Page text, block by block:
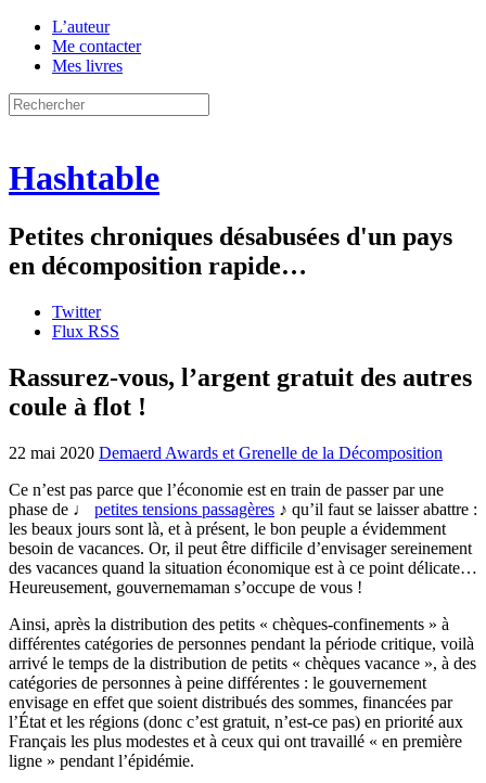
L’auteur
Me contacter
Mes livres
Hashtable
Petites chroniques désabusées d'un pays
en décomposition rapide…
Twitter
Flux RSS
Rassurez-vous, l’argent gratuit des autres
coule à flot !
22 mai 2020 Demaerd Awards et Grenelle de la Décomposition
Ce n’est pas parce que l’économie est en train de passer par une
phase de ♩ petites tensions passagères ♪ qu’il faut se laisser abattre :
les beaux jours sont là, et à présent, le bon peuple a évidemment
besoin de vacances. Or, il peut être difficile d’envisager sereinement
des vacances quand la situation économique est à ce point délicate…
Heureusement, gouvernemaman s’occupe de vous !
Ainsi, après la distribution des petits « chèques-confinements » à
différentes catégories de personnes pendant la période critique, voilà
arrivé le temps de la distribution de petits « chèques vacance », à des
catégories de personnes à peine différentes : le gouvernement
envisage en effet que soient distribués des sommes, financées par
l’État et les régions (donc c’est gratuit, n’est-ce pas) en priorité aux
Français les plus modestes et à ceux qui ont travaillé « en première
ligne » pendant l’épidémie.